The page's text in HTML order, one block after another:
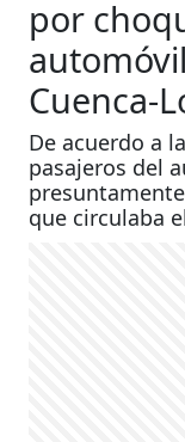
por
Cuenca-
De acuerdo a
pasajeros del
que circulaba